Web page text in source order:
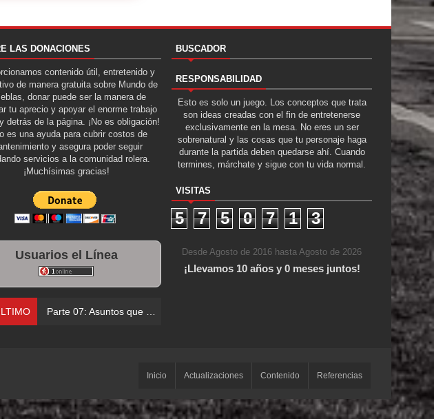
LAS DONACIONES
contenido útil, entretenido y
de manera gratuita sobre Mundo de
donar puede ser la manera de
tu aprecio y apoyar el enorme trabajo
detrás de la página. ¡No es obligación!
es una ayuda para cubrir costos de
y asegura poder seguir
servicios a la comunidad rolera.
¡Muchísimas gracias!
Usuarios el Línea
Parte 06: El Trato con los Muertos
BUSCADOR
RESPONSABILIDAD
Esto es solo un juego. Los conceptos que trata
son ideas creadas con el fin de entretenerse
exclusivamente en la mesa. No eres un ser
sobrenatural y las cosas que tu personaje haga
durante la partida deben quedarse ahí. Cuando
termines, márchate y sigue con tu vida normal.
VISITAS
5 7 5 0 7 1 3
Desde Agosto de 2016 hasta Agosto de 2026
¡Llevamos 10 años y 0 meses juntos!
Inicio Actualizaciones Contenido Referencias